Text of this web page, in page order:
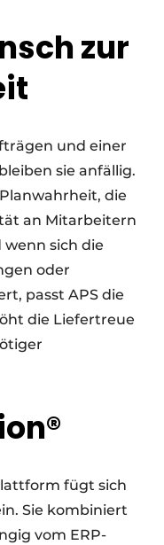
zur
und einer
sie anfällig.
die
an Mitarbeitern
wenn sich die
oder
passt APS die
die Liefertreue
fügt sich
Sie kombiniert
vom ERP-